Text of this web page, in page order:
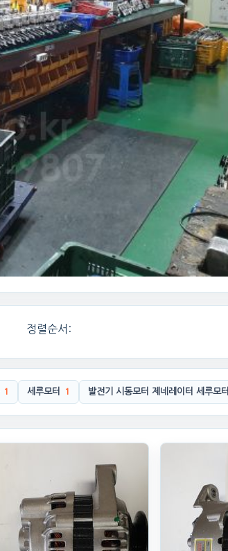
정렬순서:
1 세루모터 1 발전기 시동모터 제네레이터 세루모터